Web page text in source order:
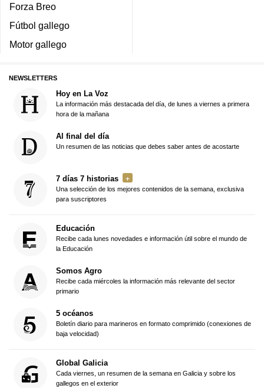
Forza Breo
Fútbol gallego
Motor gallego
NEWSLETTERS
Hoy en La Voz
La información más destacada del día, de lunes a viernes a primera
hora de la mañana
Al final del día
Un resumen de las noticias que debes saber antes de acostarte
7 días 7 historias
Una selección de los mejores contenidos de la semana, exclusiva
para suscriptores
Educación
Recibe cada lunes novedades e información útil sobre el mundo de
la Educación
Somos Agro
Recibe cada miércoles la información más relevante del sector
primario
5 océanos
Boletín diario para marineros en formato comprimido (conexiones de
baja velocidad)
Global Galicia
Cada viernes, un resumen de la semana en Galicia y sobre los
gallegos en el exterior